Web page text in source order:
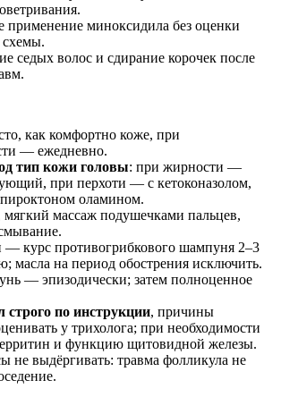
применение миноксидила без оценки
схемы.
седых волос и сдирание корочек после
как комфортно коже, при
— ежедневно.
тип кожи головы: при жирности —
при перхоти — с кетоконазолом,
оламином.
мягкий массаж подушечками пальцев,
— курс противогрибкового шампуня 2–3
масла на период обострения исключить.
— эпизодически; затем полноценное
по инструкции, причины
у трихолога; при необходимости
и функцию щитовидной железы.
не выдёргивать: травма фолликула не